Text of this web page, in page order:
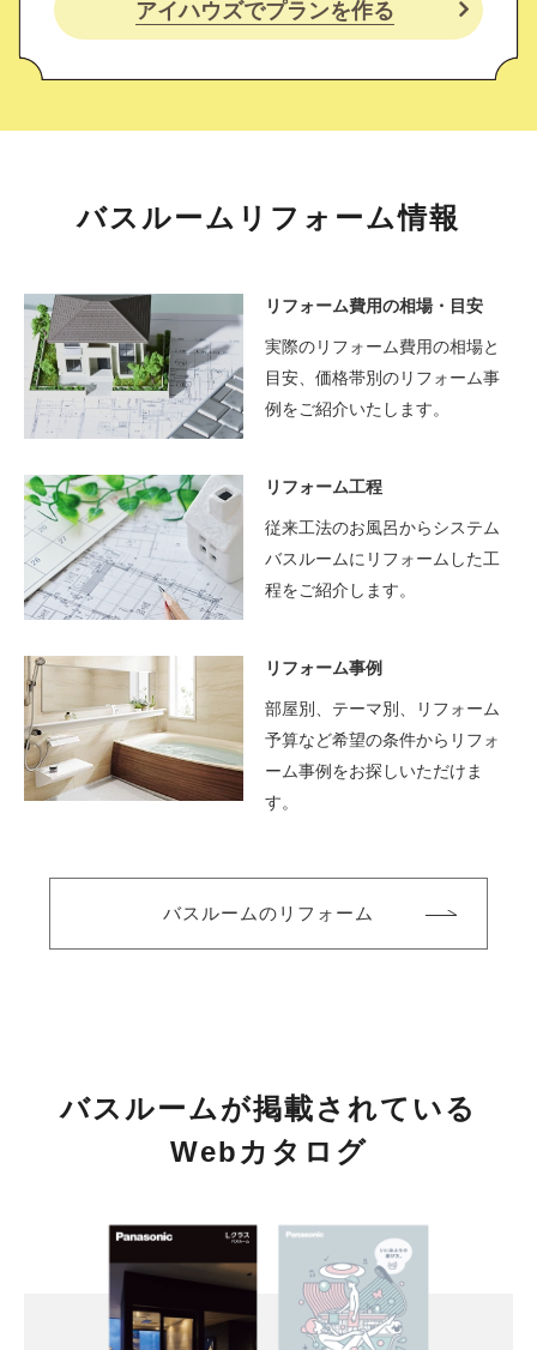
アイハウズでプランを作る
バスルームリフォーム情報
リフォーム費用の相場・目安
実際のリフォーム費用の相場と
目安、価格帯別のリフォーム事
例をご紹介いたします。
リフォーム工程
従来工法のお風呂からシステム
バスルームにリフォームした工
程をご紹介します。
リフォーム事例
部屋別、テーマ別、リフォーム
予算など希望の条件からリフォ
ーム事例をお探しいただけま
す。
バスルームのリフォーム
バスルームが掲載されている
Webカタログ